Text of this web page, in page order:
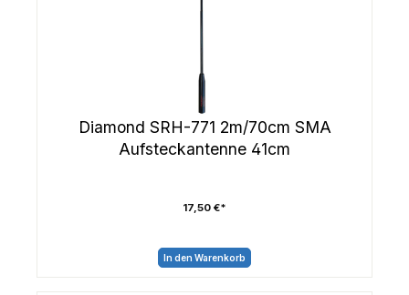
Diamond SRH-771 2m/70cm SMA
Aufsteckantenne 41cm
17,50 €*
In den Warenkorb